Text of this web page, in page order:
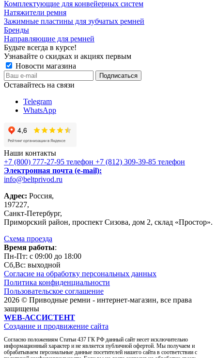
Комплектующие для конвейерных систем
Натяжители ремня
Зажимные пластины для зубчатых ремней
Бренды
Направляющие для ремней
Будьте всегда в курсе!
Узнавайте о скидках и акциях первым
Новости магазина
Оставайтесь на связи
Telegram
WhatsApp
Наши контакты
+7 (800) 777-27-95 телефон +7 (812) 309-39-85 телефон
Электронная почта (e-mail):
info@beltprivod.ru
Адрес: Россия,
197227,
Санкт-Петербург,
Приморский район, проспект Сизова, дом 2, склад «Простор».
Схема проезда
Время работы:
Пн-Пт: c 09:00 до 18:00
Сб,Вc: выходной
Согласие на обработку персональных данных
Политика конфиденциальности
Пользовательское соглашение
2026 © Приводные ремни - интернет-магазин, все права
защищены
WEB-АССИСТЕНТ
Создание и продвижение сайта
Согласно положениям Статьи 437 ГК РФ данный сайт несет исключительно
информационный характер и не является публичной офертой. Мы получаем и
обрабатываем персональные данные посетителей нашего сайта в соответствии с